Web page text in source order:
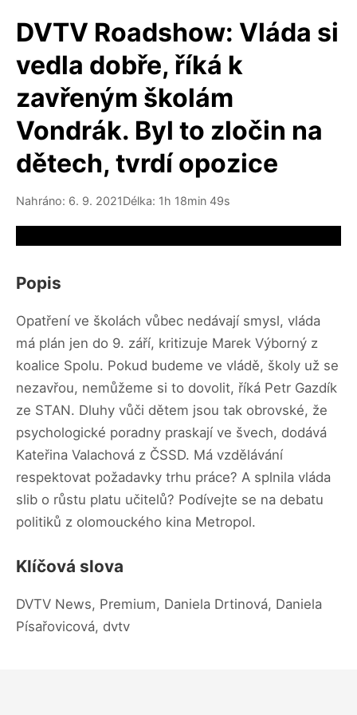
DVTV Roadshow: Vláda si
vedla dobře, říká k
zavřeným školám
Vondrák. Byl to zločin na
dětech, tvrdí opozice
Nahráno: 6. 9. 2021Délka: 1h 18min 49s
Popis
Opatření ve školách vůbec nedávají smysl, vláda
má plán jen do 9. září, kritizuje Marek Výborný z
koalice Spolu. Pokud budeme ve vládě, školy už se
nezavřou, nemůžeme si to dovolit, říká Petr Gazdík
ze STAN. Dluhy vůči dětem jsou tak obrovské, že
psychologické poradny praskají ve švech, dodává
Kateřina Valachová z ČSSD. Má vzdělávání
respektovat požadavky trhu práce? A splnila vláda
slib o růstu platu učitelů? Podívejte se na debatu
politiků z olomouckého kina Metropol.
Klíčová slova
DVTV News, Premium, Daniela Drtinová, Daniela
Písařovicová, dvtv